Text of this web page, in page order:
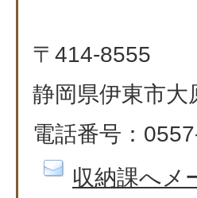
〒414-8555
静岡県伊東市大
電話番号：
収納課へメ